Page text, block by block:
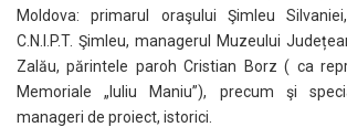
Moldova: primarul oraşului Şimleu
C.N.I.P.T. Şimleu, managerul Muzeului
Zalău, părintele paroh Cristian Borz ( ca
Memoriale „Iuliu Maniu”), precum şi
manageri de proiect, istorici.